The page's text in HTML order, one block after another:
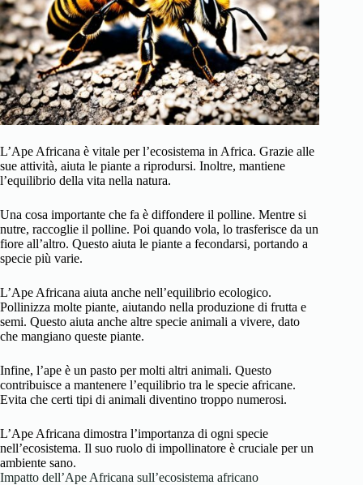
L’Ape Africana è vitale per l’ecosistema in Africa. Grazie alle
sue attività, aiuta le piante a riprodursi. Inoltre, mantiene
l’equilibrio della vita nella natura.
Una cosa importante che fa è diffondere il polline. Mentre si
nutre, raccoglie il polline. Poi quando vola, lo trasferisce da un
fiore all’altro. Questo aiuta le piante a fecondarsi, portando a
specie più varie.
L’Ape Africana aiuta anche nell’equilibrio ecologico.
Pollinizza molte piante, aiutando nella produzione di frutta e
semi. Questo aiuta anche altre specie animali a vivere, dato
che mangiano queste piante.
Infine, l’ape è un pasto per molti altri animali. Questo
contribuisce a mantenere l’equilibrio tra le specie africane.
Evita che certi tipi di animali diventino troppo numerosi.
L’Ape Africana dimostra l’importanza di ogni specie
nell’ecosistema. Il suo ruolo di impollinatore è cruciale per un
ambiente sano.
Impatto dell’Ape Africana sull’ecosistema africano